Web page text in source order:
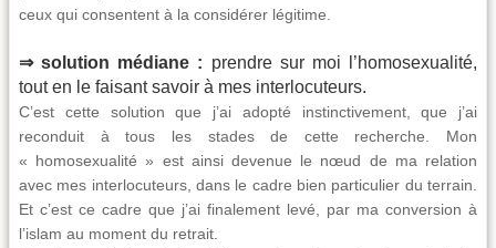
ceux qui consentent à la considérer légitime.
⇒ solution médiane : prendre sur moi l’homosexualité,
tout en le faisant savoir à mes interlocuteurs.
C’est cette solution que j’ai adopté instinctivement, que j’ai
reconduit à tous les stades de cette recherche. Mon
« homosexualité » est ainsi devenue le nœud de ma relation
avec mes interlocuteurs, dans le cadre bien particulier du terrain.
Et c’est ce cadre que j’ai finalement levé, par ma conversion à
l’islam au moment du retrait.